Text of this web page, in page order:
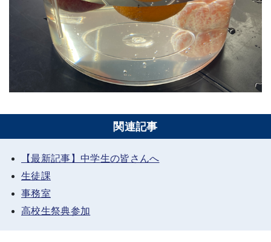
関連記事
【最新記事】中学生の皆さんへ
生徒課
事務室
高校生祭典参加